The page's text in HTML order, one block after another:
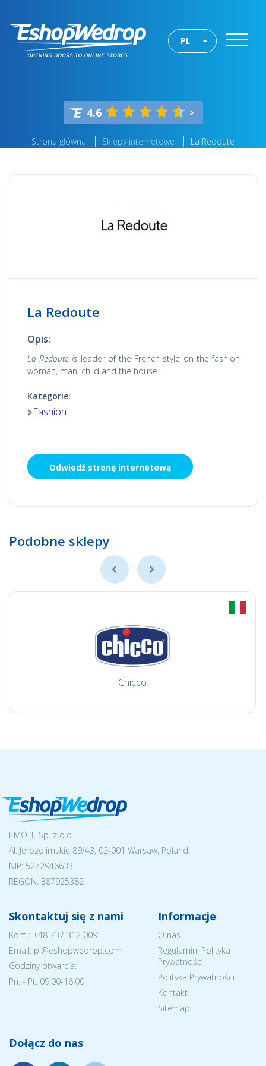
PL
4.6
Strona główna Sklepy internetowe La Redoute
La Redoute
Opis:
La Redoute is leader of the French style on the fashion
woman, man, child and the house.
Kategorie:
Fashion
Odwiedź stronę internetową
Podobne sklepy
Chicco
EMOLE Sp. z o.o.
Al. Jerozolimskie 89/43, 02-001 Warsaw, Poland
NIP: 5272946633
REGON: 387925382
Skontaktuj się z nami
Kom.: +48 737 312 009
Email: pl@eshopwedrop.com
Godziny otwarcia:
Pn. - Pt. 09:00-16:00
Informacje
O nas
Regulamin, Polityka
Prywatności
Polityka Prywatności
Kontakt
Sitemap
Dołącz do nas